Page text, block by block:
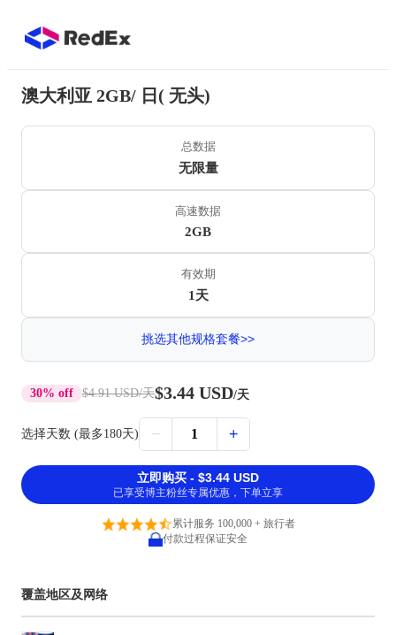
澳大利亚 2GB/ 日( 无头)
总数据
无限量
高速数据
2GB
有效期
1天
挑选其他规格套餐>>
30% off $4.91 USD/天$3.44 USD/天
选择天数 (最多180天) − 1 +
立即购买 - $3.44 USD
已享受博主粉丝专属优惠，下单立享
累计服务 100,000 + 旅行者
付款过程保证安全
覆盖地区及网络